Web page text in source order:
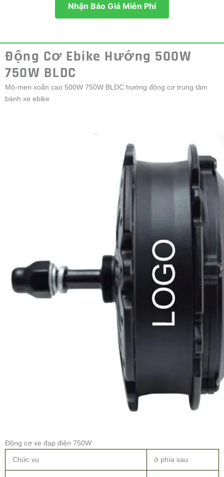
Nhận Báo Giá Miễn Phí
Động Cơ Ebike Hướng 500W
750W BLDC
Mô-men xoắn cao 500W 750W BLDC hướng động cơ trung tâm
bánh xe ebike
Động cơ xe đạp điện 750W
Chức vụ ở phía sau